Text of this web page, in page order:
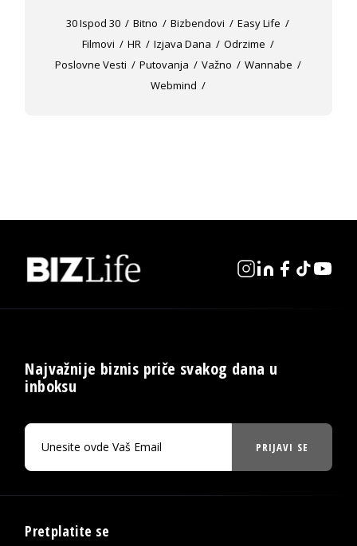
30 Ispod 30 Bitno Bizbendovi
Easy Life
Filmovi
HR Izjava Dana
Odrzime
Poslovne Vesti
Putovanja Važno
Wannabe
Webmind
Najvažnije biznis priče svakog dana u
inboksu
PRIJAVI SE
Pretplatite se